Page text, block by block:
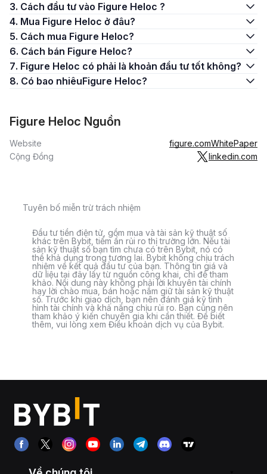
3. Cách đầu tư vào Figure Heloc ?
4. Mua Figure Heloc ở đâu?
5. Cách mua Figure Heloc?
6. Cách bán Figure Heloc?
7. Figure Heloc có phải là khoản đầu tư tốt không?
8. Có bao nhiêuFigure Heloc?
Figure Heloc Nguồn
Website figure.comWhitePaper
Cộng Đồng
linkedin.com
Tuyên bố miễn trừ trách nhiệm
Đầu tư tiền điện tử, gồm mua và tài sản kỹ thuật số
khác trên Bybit, tiềm ẩn rủi ro thị trường lớn. Nếu tài
sản kỹ thuật số bạn tìm chưa có trên Bybit, nó có
thể khả dụng trong tương lai. Bybit không chịu trách
nhiệm về kết quả đầu tư của bạn. Thông tin giá và
dữ liệu tại đây lấy từ nguồn công khai, chỉ để tham
khảo. Nội dung này không phải lời khuyên tài chính
hay lời chào mua, bán hoặc nắm giữ tài sản kỹ thuật
số. Trước khi giao dịch, bạn nên đánh giá kỹ tình
hình tài chính và khả năng chịu rủi ro. Bạn cũng nên
tham khảo ý kiến chuyên gia khi cần thiết. Để biết
thêm, vui lòng xem Điều khoản dịch vụ của Bybit.